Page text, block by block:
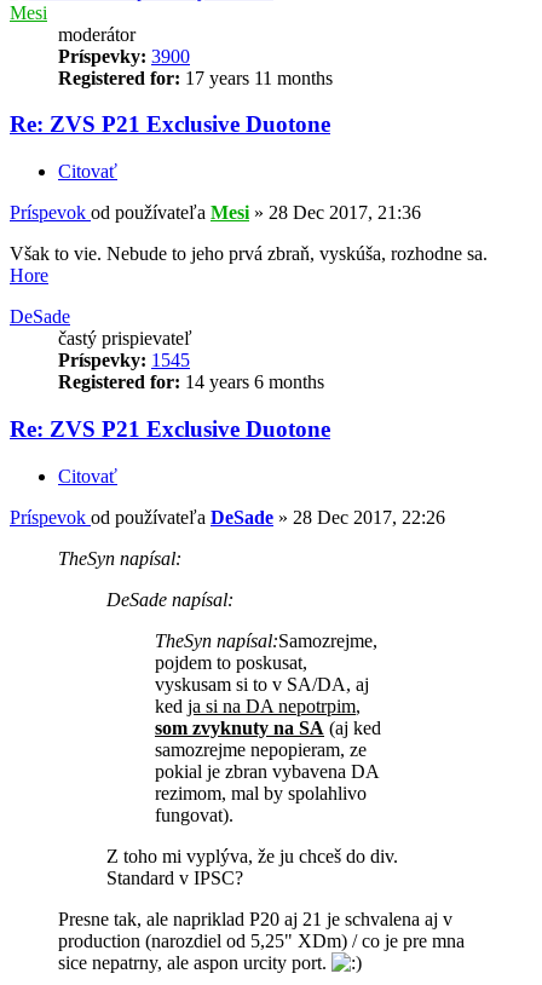
Mesi
moderátor
Príspevky: 3900
Registered for: 17 years 11 months
Re: ZVS P21 Exclusive Duotone
Citovať
Príspevok od používateľa Mesi » 28 Dec 2017, 21:36
Však to vie. Nebude to jeho prvá zbraň, vyskúša, rozhodne sa.
Hore
DeSade
častý prispievateľ
Príspevky: 1545
Registered for: 14 years 6 months
Re: ZVS P21 Exclusive Duotone
Citovať
Príspevok od používateľa DeSade » 28 Dec 2017, 22:26
TheSyn napísal:
DeSade napísal:
TheSyn napísal:Samozrejme,
pojdem to poskusat,
vyskusam si to v SA/DA, aj
ked ja si na DA nepotrpim,
som zvyknuty na SA (aj ked
samozrejme nepopieram, ze
pokial je zbran vybavena DA
rezimom, mal by spolahlivo
fungovat).
Z toho mi vyplýva, že ju chceš do div.
Standard v IPSC?
Presne tak, ale napriklad P20 aj 21 je schvalena aj v
production (narozdiel od 5,25" XDm) / co je pre mna
sice nepatrny, ale aspon urcity port.